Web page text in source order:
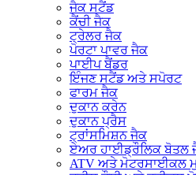
ਜੈਕ ਸਟੈਂਡ
ਕੈਂਚੀ ਜੈਕ
ਟ੍ਰੇਲਰ ਜੈਕ
ਪੋਰਟਾ ਪਾਵਰ ਜੈਕ
ਪਾਈਪ ਬੈਂਡਰ
ਇੰਜਣ ਸਟੈਂਡ ਅਤੇ ਸਪੋਰਟ
ਫਾਰਮ ਜੈਕ
ਦੁਕਾਨ ਕਰੇਨ
ਦੁਕਾਨ ਪ੍ਰੈਸ
ਟ੍ਰਾਂਸਮਿਸ਼ਨ ਜੈਕ
ਏਅਰ ਹਾਈਡ੍ਰੌਲਿਕ ਬੋਤਲ
ATV ਅਤੇ ਮੋਟਰਸਾਈਕਲ